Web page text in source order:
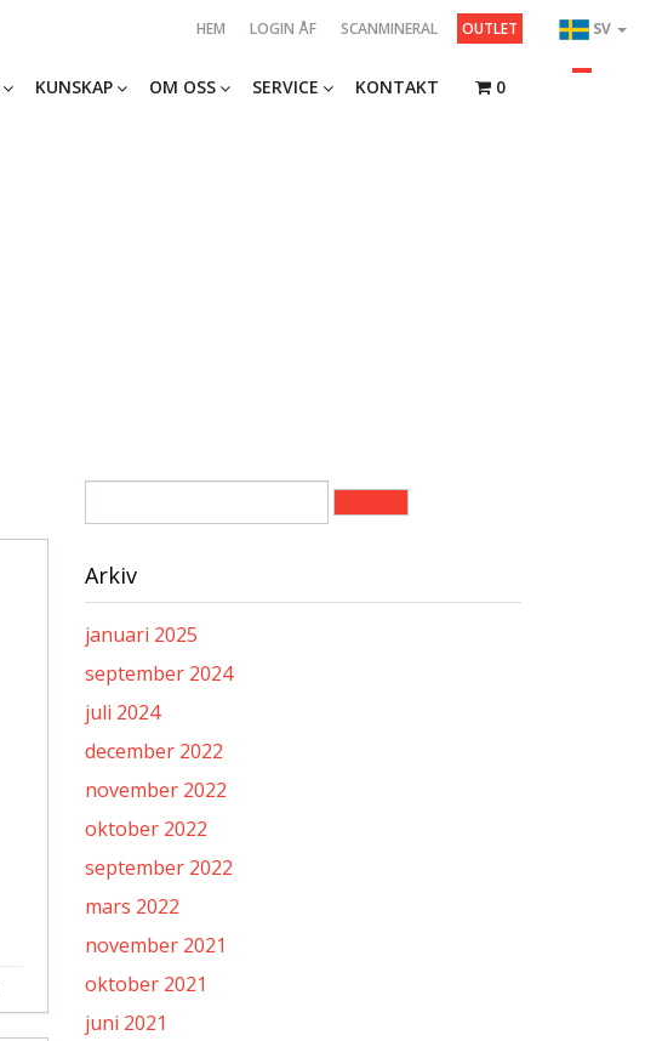
SV
HEM LOGIN ÅF SCANMINERAL OUTLET
KUNSKAP OM OSS SERVICE KONTAKT 0
Arkiv
januari 2025
september 2024
juli 2024
december 2022
november 2022
oktober 2022
september 2022
mars 2022
november 2021
oktober 2021
juni 2021